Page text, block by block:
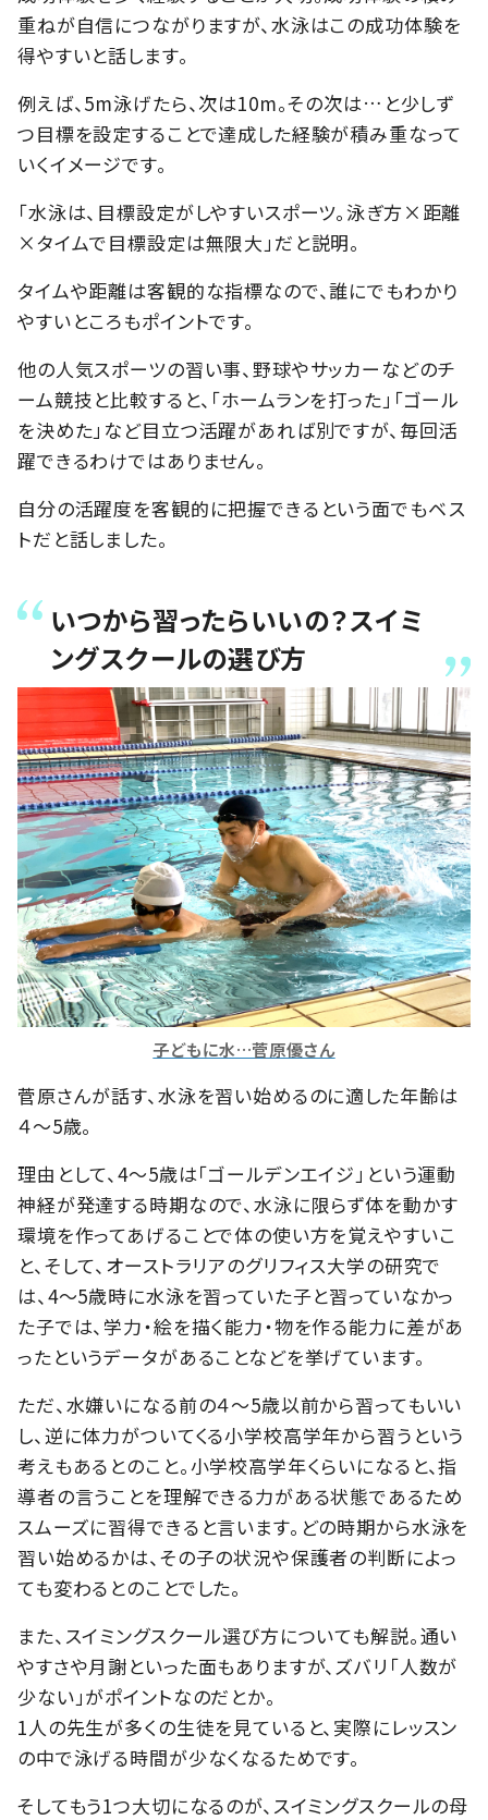
重ねが自信につながりますが、水泳はこの成功体験を
得やすいと話します。
例えば、5m泳げたら、次は10m。その次は…と少しず
つ目標を設定することで達成した経験が積み重なって
いくイメージです。
「水泳は、目標設定がしやすいスポーツ。泳ぎ方×距離
×タイムで目標設定は無限大」だと説明。
タイムや距離は客観的な指標なので、誰にでもわかり
やすいところもポイントです。
他の人気スポーツの習い事、野球やサッカーなどのチ
ーム競技と比較すると、「ホームランを打った」「ゴール
を決めた」など目立つ活躍があれば別ですが、毎回活
躍できるわけではありません。
自分の活躍度を客観的に把握できるという面でもベス
トだと話しました。
いつから習ったらいいの？スイミ
ングスクールの選び方
子どもに水…菅原優さん
菅原さんが話す、水泳を習い始めるのに適した年齢は
４～5歳。
理由として、4～5歳は「ゴールデンエイジ」という運動
神経が発達する時期なので、水泳に限らず体を動かす
環境を作ってあげることで体の使い方を覚えやすいこ
と、そして、オーストラリアのグリフィス大学の研究で
は、4～5歳時に水泳を習っていた子と習っていなかっ
た子では、学力・絵を描く能力・物を作る能力に差があ
ったというデータがあることなどを挙げています。
ただ、水嫌いになる前の４～5歳以前から習ってもいい
し、逆に体力がついてくる小学校高学年から習うという
考えもあるとのこと。小学校高学年くらいになると、指
導者の言うことを理解できる力がある状態であるため
スムーズに習得できると言います。どの時期から水泳を
習い始めるかは、その子の状況や保護者の判断によっ
ても変わるとのことでした。
また、スイミングスクール選び方についても解説。通い
やすさや月謝といった面もありますが、ズバリ「人数が
少ない」がポイントなのだとか。
1人の先生が多くの生徒を見ていると、実際にレッスン
の中で泳げる時間が少なくなるためです。
そしてもう1つ大切になるのが、スイミングスクールの母